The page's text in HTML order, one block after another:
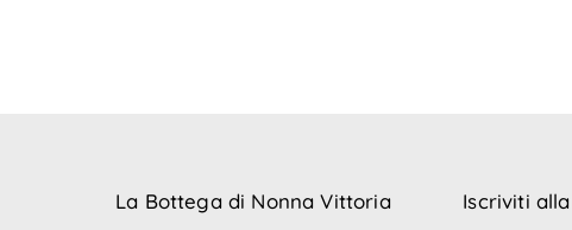
La Bottega di Nonna Vittoria Iscriviti